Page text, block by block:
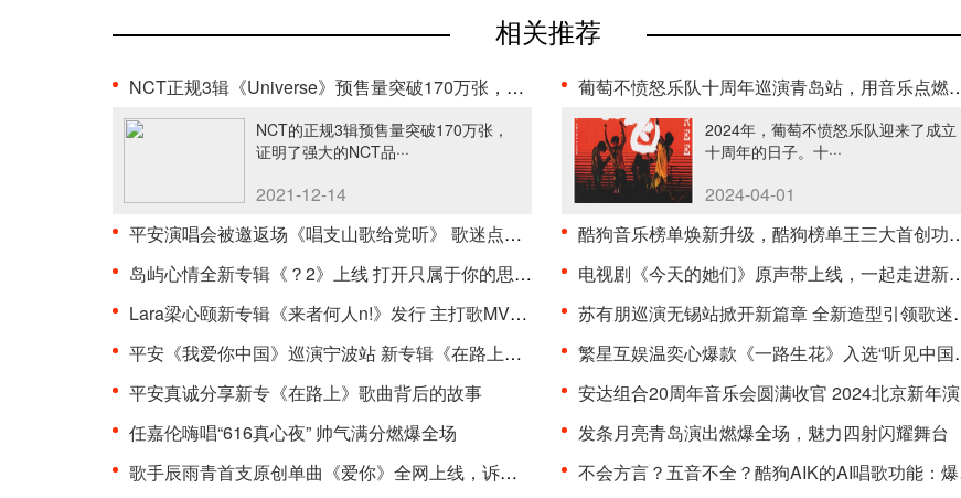
相关推荐
NCT正规3辑《Universe》预售量突破170万张，印证强大···
NCT的正规3辑预售量突破170万张，
证明了强大的NCT品···
2021-12-14
平安演唱会被邀返场《唱支山歌给党听》 歌迷点赞“是···
岛屿心情全新专辑《？2》上线 打开只属于你的思绪宫···
Lara梁心颐新专辑《来者何人n!》发行 主打歌MV上线
平安《我爱你中国》巡演宁波站 新专辑《在路上》Liv···
平安真诚分享新专《在路上》歌曲背后的故事
任嘉伦嗨唱“616真心夜” 帅气满分燃爆全场
歌手辰雨青首支原创单曲《爱你》全网上线，诉说着浪···
葡萄不愤怒乐队十周年巡演青岛站，用音乐点燃激情
2024年，葡萄不愤怒乐队迎来了成立
十周年的日子。十···
2024-04-01
酷狗音乐榜单焕新升级，酷狗榜单王三大首创功能上线
电视剧《今天的她们》原声带上线，一起走进新时代女···
苏有朋巡演无锡站掀开新篇章 全新造型引领歌迷夏日狂···
繁星互娱温奕心爆款《一路生花》入选“听见中国听见···
安达组合20周年音乐会圆满收官 2024北京新年演出季惊···
发条月亮青岛演出燃爆全场，魅力四射闪耀舞台
不会方言？五音不全？酷狗AIK的AI唱歌功能：爆火方言···